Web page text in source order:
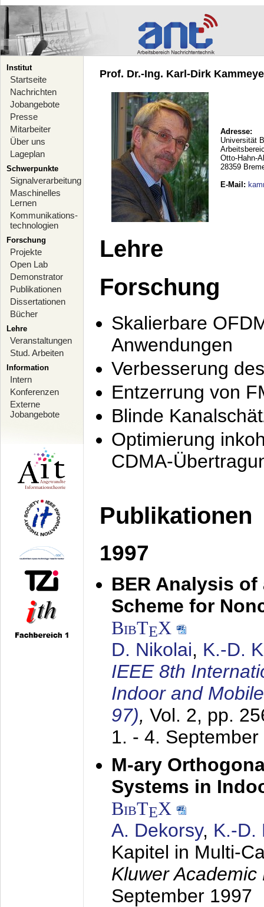
Institut
Startseite
Nachrichten
Jobangebote
Presse
Mitarbeiter
Über uns
Lageplan
Schwerpunkte
Signalverarbeitung
Maschinelles
Lernen
Kommunikations-
technologien
Forschung
Projekte
Open Lab
Demonstrator
Publikationen
Dissertationen
Bücher
Lehre
Veranstaltungen
Stud. Arbeiten
Information
Intern
Konferenzen
Externe
Jobangebote
Prof. Dr.-Ing. Karl-Dirk
Adresse:
Universität
Otto-Hahn-
28359
E-Mail :
Lehre
Forschung
Skalierbare
Anwendungen
Verbesserung
Entzerrung von
Blinde
Optimierung
CDMA-
Publikationen
1997
BER Analysis
Scheme for
BibTEX
D. Nikolai, K.-D.
IEEE 8th
Indoor and
97), Vol. 2, pp.
1. - 4. September
M-ary
Systems in
BibTEX
A. Dekorsy, K.-D.
Kapitel in Multi-
Kluwer
September 1997